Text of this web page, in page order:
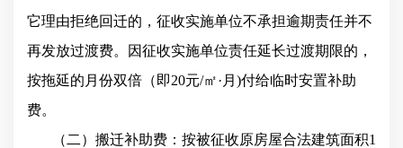
它理由拒绝回迁的，征收实施单位不承担逾期责任并不
再发放过渡费。因征收实施单位责任延长过渡期限的，
按拖延的月份双倍（即20元/㎡·月)付给临时安置补助
费。
（二）搬迁补助费：按被征收原房屋合法建筑面积1